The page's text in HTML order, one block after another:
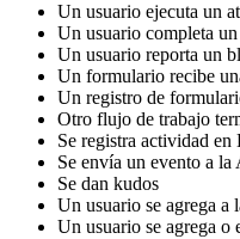
Un usuario ejecuta un
Un usuario completa
Un usuario reporta un
Un formulario recibe
Un registro de
Otro flujo de trabajo
Se registra actividad
Se envía un evento a
Se dan kudos
Un usuario se agrega a
Un usuario se agrega o